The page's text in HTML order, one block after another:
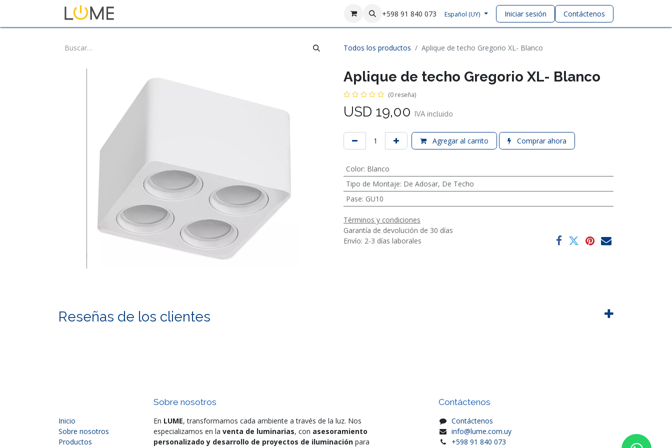
+598 91 840 073 Español (UY) Iniciar sesión Contáctenos
Todos los productos Aplique de techo Gregorio XL- Blanco
Aplique de techo Gregorio XL- Blanco
(0 reseña)
USD 19,00 IVA incluido
Agregar al carrito Comprar ahora
Color: Blanco
Tipo de Montaje: De Adosar, De Techo
Pase: GU10
Términos y condiciones
Garantía de devolución de 30 días
Envío: 2-3 días laborales
Reseñas de los clientes
Inicio
Sobre nosotros
Productos
Sobre nosotros
En LUME, transformamos cada ambiente a través de la luz. Nos
especializamos en la venta de luminarias, con asesoramiento
personalizado y desarrollo de proyectos de iluminación para
Contáctenos
Contáctenos
info@lume.com.uy
+598 91 840 073